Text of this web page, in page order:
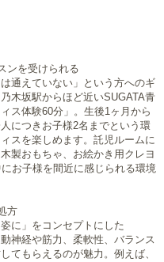
ンを受けられる
通えていない」という方へのギ
木坂駅からほど近いSUGATA青
ス体験60分」。生後1ヶ月から
につきお子様2名までという環
スを楽しめます。託児ルームに
製おもちゃ、お絵かき用クレヨ
お子様を間近に感じられる環境
方
に」をコンセプトにした
神経や筋力、柔軟性、バランス
てもらえるのが魅力。例えば、